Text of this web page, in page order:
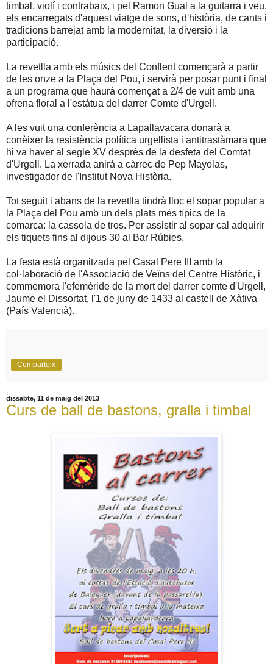
timbal, violí i contrabaix, i pel Ramon Gual a la guitarra i veu,
els encarregats d'aquest viatge de sons, d'història, de cants i
tradicions barrejat amb la modernitat, la diversió i la
participació.
La revetlla amb els músics del Conflent començarà a partir
de les onze a la Plaça del Pou, i servirà per posar punt i final
a un programa que haurà començat a 2/4 de vuit amb una
ofrena floral a l'estàtua del darrer Comte d'Urgell.
A les vuit una conferència a Lapallavacara donarà a
conèixer la resistència política urgellista i antitrastàmara que
hi va haver al segle XV després de la desfeta del Comtat
d'Urgell. La xerrada anirà a càrrec de Pep Mayolas,
investigador de l'Institut Nova Història.
Tot seguit i abans de la revetlla tindrà lloc el sopar popular a
la Plaça del Pou amb un dels plats més típics de la
comarca: la cassola de tros. Per assistir al sopar cal adquirir
els tiquets fins al dijous 30 al Bar Rúbies.
La festa està organitzada pel Casal Pere III amb la
col·laboració de l'Associació de Veïns del Centre Històric, i
commemora l'efemèride de la mort del darrer comte d'Urgell,
Jaume el Dissortat, l'1 de juny de 1433 al castell de Xàtiva
(País Valencià).
Comparteix
dissabte, 11 de maig del 2013
Curs de ball de bastons, gralla i timbal